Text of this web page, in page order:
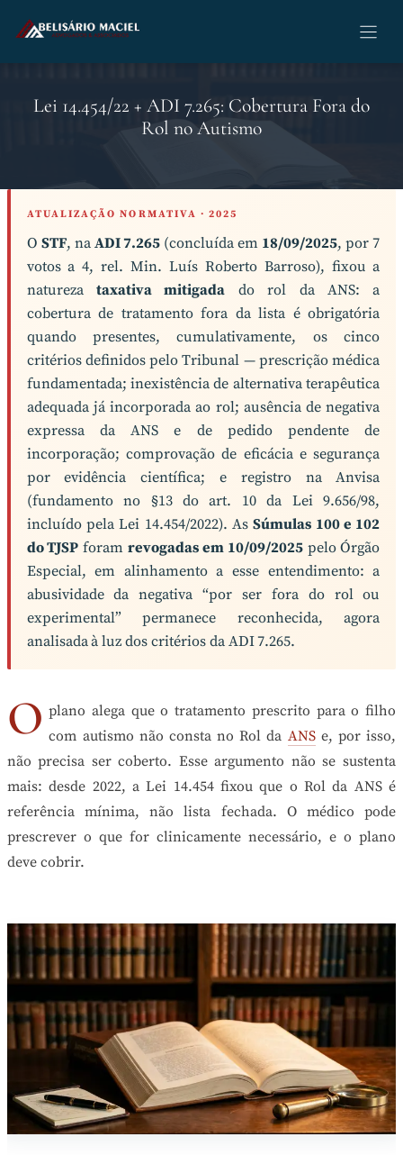
para
o
Lei 14.454/22 + ADI 7.265: Cobertura Fora do
Rol no Autismo
ATUALIZAÇÃO NORMATIVA · 2025
O STF, na ADI 7.265(concluída em 18/09/2025, por 7
votos a 4, rel. Min. Luís Roberto Barroso), fixou a
natureza taxativa mitigada do rol da ANS: a
cobertura de tratamento fora da lista é obrigatória
quando presentes, cumulativamente, os cinco
critérios definidos pelo Tribunal — prescrição médica
fundamentada; inexistência de alternativa terapêutica
adequada já incorporada ao rol; ausência de negativa
expressa da ANS e de pedido pendente de
incorporação; comprovação de eficácia e segurança
por evidência científica; e registro na Anvisa
(fundamento no §13 do art. 10 da Lei 9.656/98,
incluído pela Lei 14.454/2022). AsSúmulas 100 e 102
do TJSP foramrevogadas em 10/09/2025pelo Órgão
Especial, em alinhamento a esse entendimento: a
abusividade da negativa “por ser fora do rol ou
experimental” permanece reconhecida, agora
analisada à luz dos critérios da ADI 7.265.
O plano alega que o tratamento prescrito para o filho
com autismo não consta no Rol da ANSe, por isso,
não precisa ser coberto. Esse argumento não se sustenta
mais: desde 2022, a Lei 14.454 fixou que o Rol da ANS é
referência mínima, não lista fechada. O médico pode
prescrever o que for clinicamente necessário, e o plano
deve cobrir.